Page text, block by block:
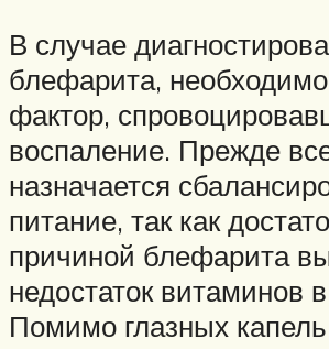
В случае
блефарита,
фактор,
воспаление. Прежде
назначается
питание, так как
причиной блефарита
недостаток витаминов
Помимо глазных